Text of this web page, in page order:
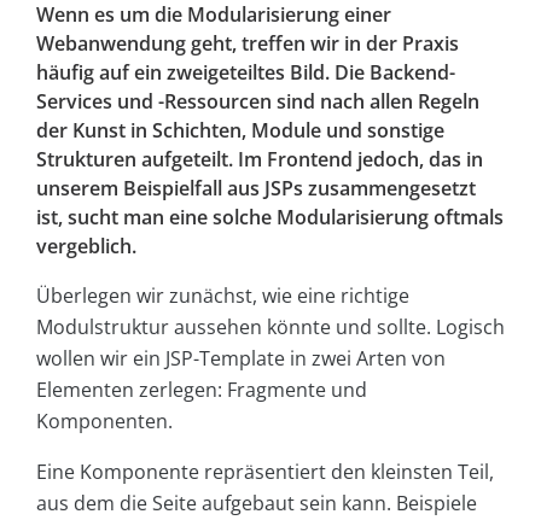
Wenn es um die Modularisierung einer
Webanwendung geht, treffen wir in der Praxis
häufig auf ein zweigeteiltes Bild. Die Backend-
Services und -Ressourcen sind nach allen Regeln
der Kunst in Schichten, Module und sonstige
Strukturen aufgeteilt. Im Frontend jedoch, das in
unserem Beispielfall aus JSPs zusammengesetzt
ist, sucht man eine solche Modularisierung oftmals
vergeblich.
Überlegen wir zunächst, wie eine richtige
Modulstruktur aussehen könnte und sollte. Logisch
wollen wir ein JSP-Template in zwei Arten von
Elementen zerlegen: Fragmente und
Komponenten.
Eine Komponente repräsentiert den kleinsten Teil,
aus dem die Seite aufgebaut sein kann. Beispiele